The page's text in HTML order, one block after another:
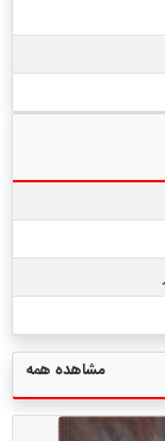
مشاهده همه